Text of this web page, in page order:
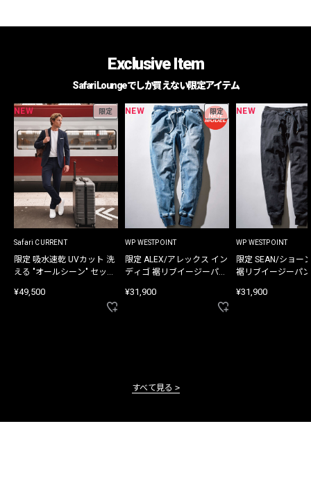
Exclusive Item
Safari Loungeでしか買えない限定アイテム
NEW 限定
Safari CURRENT
限定 吸水速乾 UVカット 洗
える "オールシーン" セット
¥49,500
NEW 限定
WP WESTPOINT
限定 ALEX/アレックス イン
ディゴ 裾リブイージーパン
¥31,900
NEW
WP WESTPOINT
限定 SEAN/ショー
裾リブイージーパ
¥31,900
すべて見る